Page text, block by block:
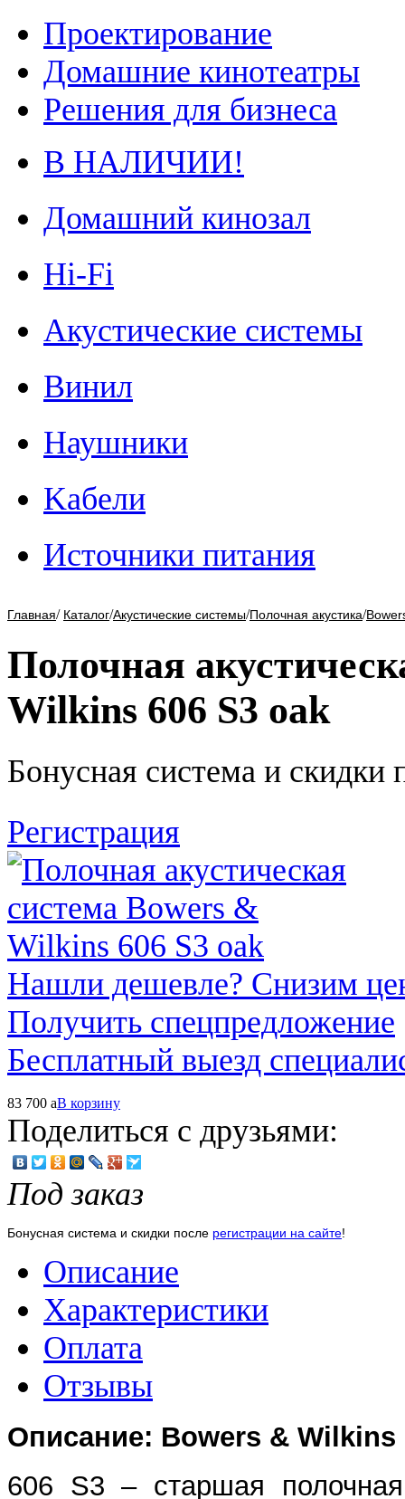
Проектирование
Домашние кинотеатры
Решения для бизнеса
В НАЛИЧИИ!
Домашний кинозал
Hi-Fi
Акустические системы
Винил
Наушники
Kабели
Источники питания
Главная/ Каталог/Акустические системы/Полочная акустика/
Полочная
Wilkins 606 S3 oak
Бонусная система и скидки
Регистрация
Нашли дешевле? Снизим
Получить спецпредложение
Бесплатный выезд
83 700 aВ корзину
Поделиться с друзьями:
Под заказ
Бонусная система и скидки после регистрации на сайте!
Описание
Характеристики
Оплата
Отзывы
Описание: Bowers & Wilkins
606 S3 – старшая